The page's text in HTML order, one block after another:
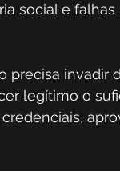
social e
precisa
legítimo o